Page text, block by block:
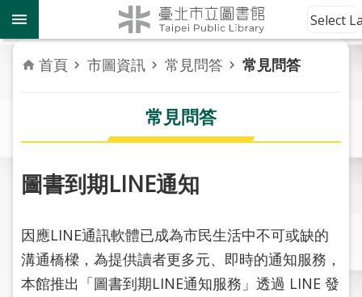
跳到主要內容區塊
到
館
資
訊
者
務
動
報
導
Select
首頁 市圖資訊 常見問答 常見問答
常見問答
​圖書到期LINE通知
因應LINE通訊軟體已成為市民生活中不可或缺的
溝通橋樑，為提供讀者更多元、即時的通知服務，
本館推出「圖書到期LINE通知服務」透過 LINE 發